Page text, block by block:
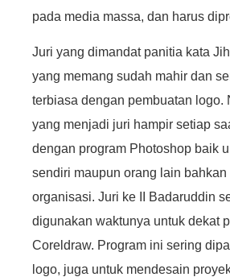
pada media massa, dan harus
Juri yang dimandat panitia kata
yang memang sudah mahir dan
terbiasa dengan pembuatan logo.
yang menjadi juri hampir setiap
dengan program Photoshop baik
sendiri maupun orang lain bahkan
organisasi. Juri ke II Badaruddin
digunakan waktunya untuk dekat
Coreldraw. Program ini sering
logo, juga untuk mendesain